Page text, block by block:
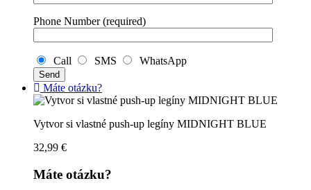
Phone Number (required)
Call SMS WhatsApp
Máte otázku?
Vytvor si vlastné push-up legíny MIDNIGHT BLUE
32,99 €
Máte otázku?